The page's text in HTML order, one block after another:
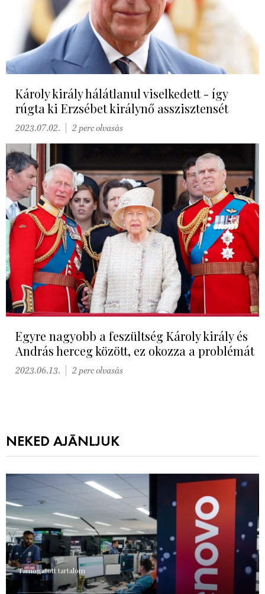
Károly király hálátlanul viselkedett - így
rúgta ki Erzsébet királynő asszisztensét
2023.07.02. 2 perc olvasás
Egyre nagyobb a feszültség Károly király és
András herceg között, ez okozza a problémát
2023.06.13. 2 perc olvasás
NEKED AJÁNLJUK
Támogatott tartalom